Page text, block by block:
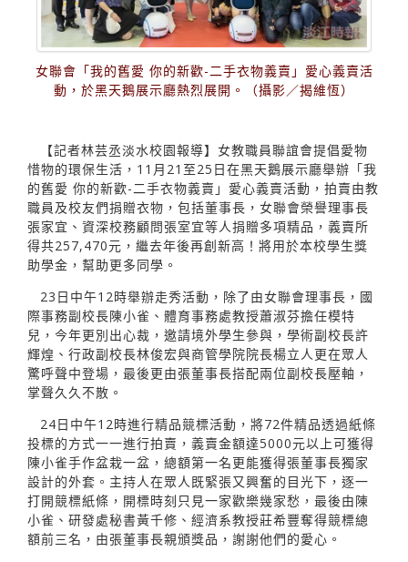
女聯會「我的舊愛 你的新歡-二手衣物義賣」愛心義賣活
動，於黑天鵝展示廳熱烈展開。（攝影／揭維恆）
【記者林芸丞淡水校園報導】女教職員聯誼會提倡愛物
惜物的環保生活，11月21至25日在黑天鵝展示廳舉辦「我
的舊愛 你的新歡-二手衣物義賣」愛心義賣活動，拍賣由教
職員及校友們捐贈衣物，包括董事長，女聯會榮譽理事長
張家宜、資深校務顧問張室宜等人捐贈多項精品，義賣所
得共257,470元，繼去年後再創新高！將用於本校學生獎
助學金，幫助更多同學。
23日中午12時舉辦走秀活動，除了由女聯會理事長，國
際事務副校長陳小雀、體育事務處教授蕭淑芬擔任模特
兒，今年更別出心裁，邀請境外學生參與，學術副校長許
輝煌、行政副校長林俊宏與商管學院院長楊立人更在眾人
驚呼聲中登場，最後更由張董事長搭配兩位副校長壓軸，
掌聲久久不散。
24日中午12時進行精品競標活動，將72件精品透過紙條
投標的方式一一進行拍賣，義賣金額達5000元以上可獲得
陳小雀手作盆栽一盆，總額第一名更能獲得張董事長獨家
設計的外套。主持人在眾人既緊張又興奮的目光下，逐一
打開競標紙條，開標時刻只見一家歡樂幾家愁，最後由陳
小雀、研發處秘書黃千修、經濟系教授莊希豐奪得競標總
額前三名，由張董事長親頒獎品，謝謝他們的愛心。